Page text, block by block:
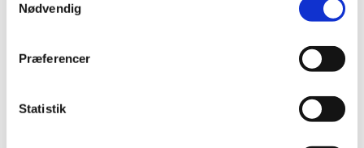
Nødvendig
Præferencer
Statistik